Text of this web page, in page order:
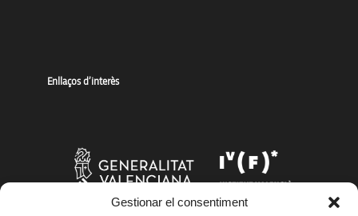
Gestionar el consentiment
Enllaços d’interès